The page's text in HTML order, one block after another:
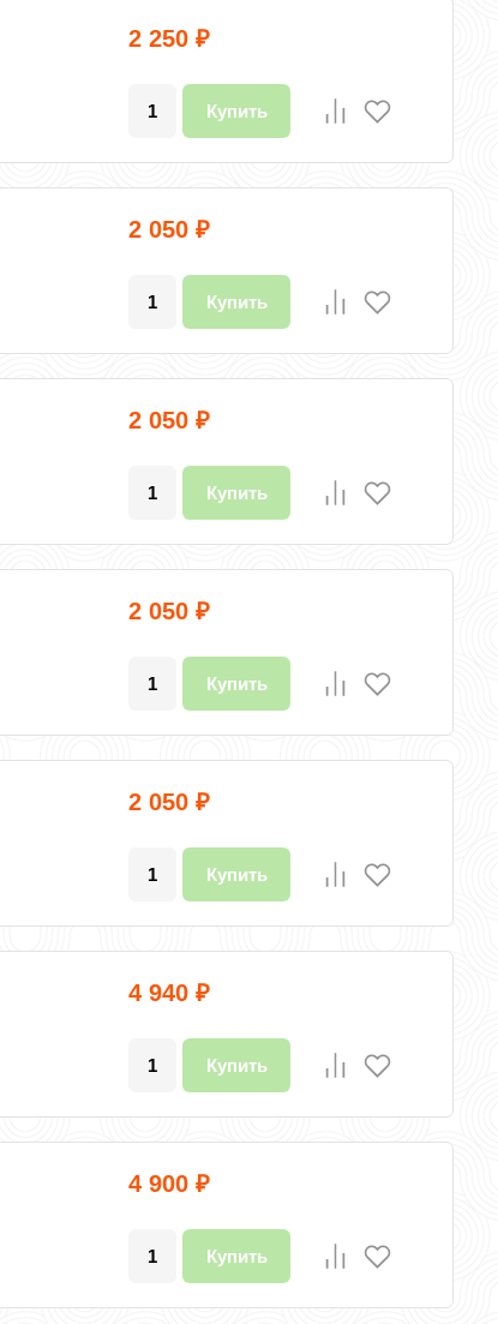
2 250₽
Купить
2 050₽
Купить
2 050₽
Купить
2 050₽
Купить
2 050₽
Купить
4 940₽
Купить
4 900₽
Купить